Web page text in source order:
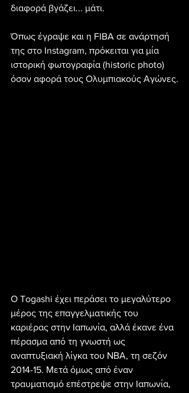
διαφορά βγάζει... μάτι.
Όπως έγραψε και η FIBA σε ανάρτησή
της στο Instagram, πρόκειται για μία
ιστορική φωτογραφία (historic photo)
όσον αφορά τους Ολυμπιακούς Αγώνες.
Ο Togashi έχει περάσει το μεγαλύτερο
μέρος της επαγγελματικής του
καριέρας στην Ιαπωνία, αλλά έκανε ένα
πέρασμα από τη γνωστή ως
αναπτυξιακή λίγκα του ΝΒΑ, τη σεζόν
2014-15. Μετά όμως από έναν
τραυματισμό επέστρεψε στην Ιαπωνία,